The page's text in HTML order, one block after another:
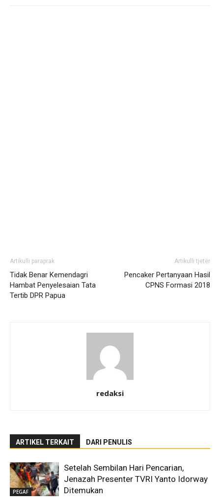
Artikulli paraprak
Tidak Benar Kemendagri
Hambat Penyelesaian Tata
Tertib DPR Papua
Artikulli tjetër
Pencaker Pertanyaan Hasil
CPNS Formasi 2018
redaksi
ARTIKEL TERKAIT DARI PENULIS
PEGAF
Setelah Sembilan Hari Pencarian,
Jenazah Presenter TVRI Yanto Idorway
Ditemukan